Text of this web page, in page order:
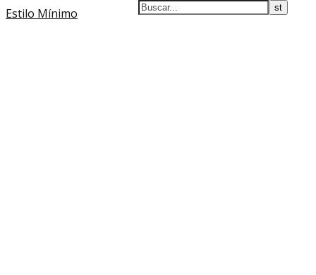
Estilo Mínimo